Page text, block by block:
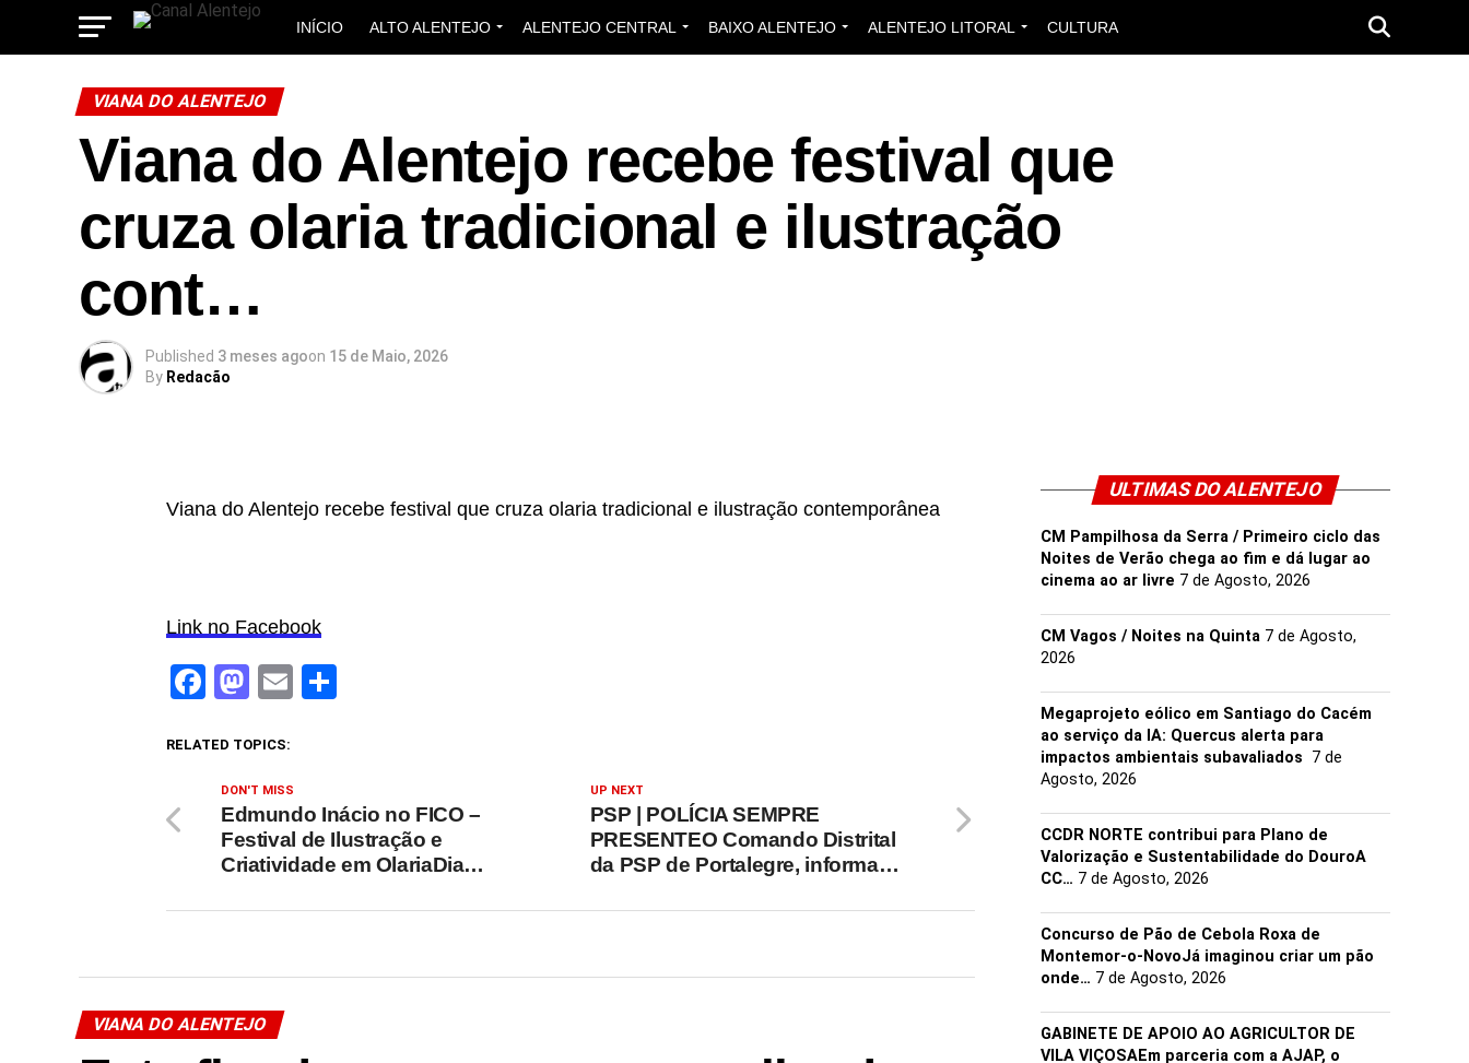
INÍCIO ALTO ALENTEJO ALENTEJO CENTRAL BAIXO ALENTEJO ALENTEJO LITORAL CULTURA
VIANA DO ALENTEJO
Viana do Alentejo recebe festival que
cruza olaria tradicional e ilustração
cont…
Published 3 meses agoon 15 de Maio, 2026
By Redacão
Viana do Alentejo recebe festival que cruza olaria tradicional e ilustração contemporânea
Link no Facebook
Facebook
Mastodon
Email
RELATED TOPICS:
UP NEXT
PSP | POLÍCIA SEMPRE
PRESENTEO Comando Distrital
da PSP de Portalegre, informa…
DON'T MISS
Edmundo Inácio no FICO –
Festival de Ilustração e
Criatividade em OlariaDia…
VIANA DO ALENTEJO
ULTIMAS DO ALENTEJO
CM Pampilhosa da Serra / Primeiro ciclo das
Noites de Verão chega ao fim e dá lugar ao
cinema ao ar livre 7 de Agosto, 2026
CM Vagos / Noites na Quinta 7 de Agosto,
2026
Megaprojeto eólico em Santiago do Cacém
ao serviço da IA: Quercus alerta para
impactos ambientais subavaliados 7 de
Agosto, 2026
CCDR NORTE contribui para Plano de
Valorização e Sustentabilidade do DouroA
CC… 7 de Agosto, 2026
Concurso de Pão de Cebola Roxa de
Montemor-o-NovoJá imaginou criar um pão
onde… 7 de Agosto, 2026
GABINETE DE APOIO AO AGRICULTOR DE
VILA VIÇOSAEm parceria com a AJAP, o